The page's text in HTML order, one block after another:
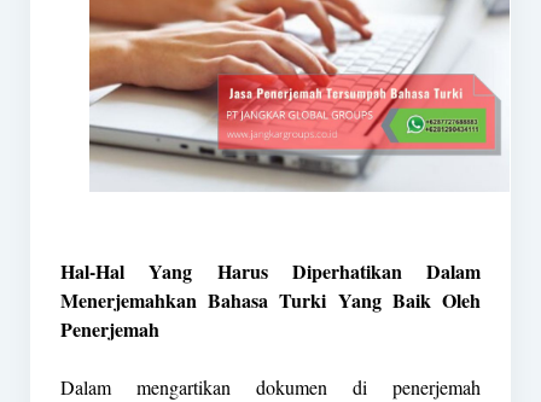
Hal-Hal Yang Harus Diperhatikan Dalam
Menerjemahkan Bahasa Turki Yang Baik Oleh
Penerjemah
Dalam mengartikan dokumen di penerjemah